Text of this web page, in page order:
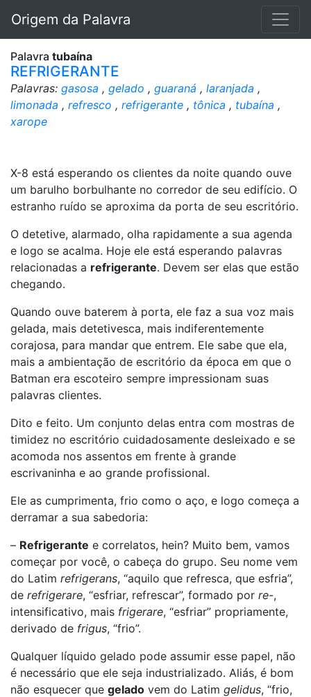
Origem da Palavra
Palavra tubaína
REFRIGERANTE
Palavras: gasosa , gelado , guaraná , laranjada ,
limonada , refresco , refrigerante , tônica , tubaína ,
xarope
X-8 está esperando os clientes da noite quando ouve
um barulho borbulhante no corredor de seu edifício. O
estranho ruído se aproxima da porta de seu escritório.
O detetive, alarmado, olha rapidamente a sua agenda
e logo se acalma. Hoje ele está esperando palavras
relacionadas a refrigerante. Devem ser elas que estão
chegando.
Quando ouve baterem à porta, ele faz a sua voz mais
gelada, mais detetivesca, mais indiferentemente
corajosa, para mandar que entrem. Ele sabe que ela,
mais a ambientação de escritório da época em que o
Batman era escoteiro sempre impressionam suas
palavras clientes.
Dito e feito. Um conjunto delas entra com mostras de
timidez no escritório cuidadosamente desleixado e se
acomoda nos assentos em frente à grande
escrivaninha e ao grande profissional.
Ele as cumprimenta, frio como o aço, e logo começa a
derramar a sua sabedoria:
– Refrigerante e correlatos, hein? Muito bem, vamos
começar por você, o cabeça do grupo. Seu nome vem
do Latim refrigerans, “aquilo que refresca, que esfria”,
de refrigerare, “esfriar, refrescar”, formado por re-,
intensificativo, mais frigerare, “esfriar” propriamente,
derivado de frigus, “frio”.
Qualquer líquido gelado pode assumir esse papel, não
é necessário que ele seja industrializado. Aliás, é bom
não esquecer que gelado vem do Latim gelidus, “frio,